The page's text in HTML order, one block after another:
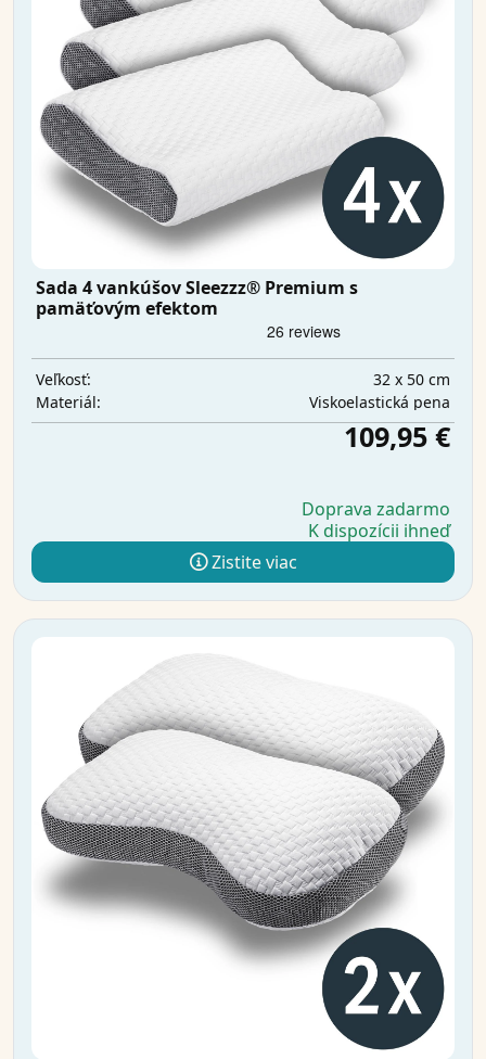
Sada 4 vankúšov Sleezzz® Premium s
pamäťovým efektom
Veľkosť:
32 x 50 cm
Materiál:
Viskoelastická pena
109,95 €
Doprava zadarmo
K dispozícii ihneď
Zistite viac